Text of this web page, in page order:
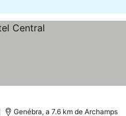
Genébra, a 7.6 km de Archamps